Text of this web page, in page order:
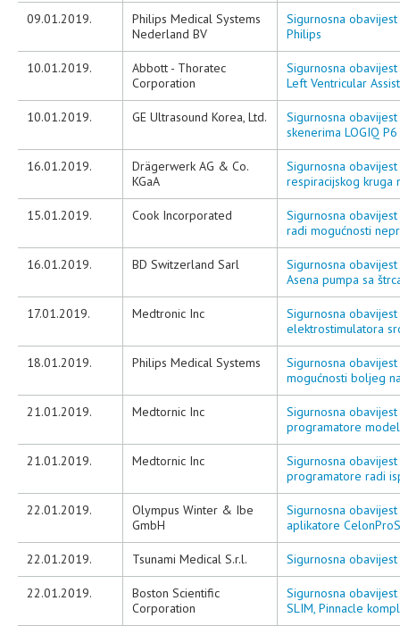
09.01.2019.
Philips Medical Systems
Nederland BV
Sigurnosna
Philips
10.01.2019.
Abbott - Thoratec
Corporation
Sigurnosna
Left Ventricular
10.01.2019. GE Ultrasound Korea, Ltd.
Sigurnosna
skenerima LOGIQ
16.01.2019.
Drägerwerk AG & Co.
KGaA
Sigurnosna
respiracijskog kruga
15.01.2019. Cook Incorporated
Sigurnosna
radi mogućnosti
16.01.2019. BD Switzerland Sarl
Sigurnosna
Asena pumpa sa
17.01.2019. Medtronic Inc
Sigurnosna
elektrostimulatora
18.01.2019. Philips Medical Systems
Sigurnosna
mogućnosti boljeg
21.01.2019. Medtornic Inc
Sigurnosna
programatore
21.01.2019. Medtornic Inc
Sigurnosna
programatore radi
22.01.2019.
Olympus Winter & Ibe
GmbH
Sigurnosna
aplikatore
22.01.2019. Tsunami Medical S.r.l. Sigurnosna
22.01.2019.
Boston Scientific
Corporation
Sigurnosna
SLIM, Pinnacle